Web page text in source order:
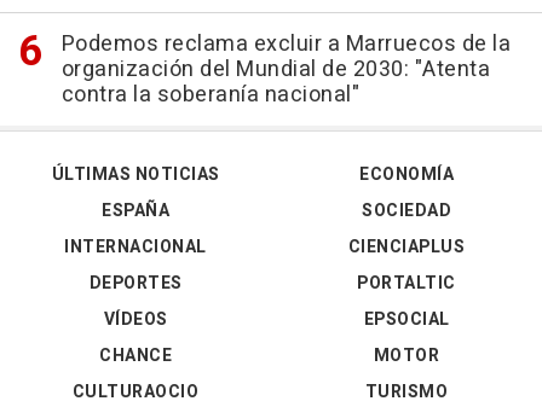
Podemos reclama excluir a Marruecos de la
organización del Mundial de 2030: "Atenta
contra la soberanía nacional"
ÚLTIMAS NOTICIAS
ESPAÑA
INTERNACIONAL
DEPORTES
VÍDEOS
ECONOMÍA
SOCIEDAD
CIENCIAPLUS
PORTALTIC
EPSOCIAL
CHANCE
CULTURAOCIO
MOTOR
TURISMO